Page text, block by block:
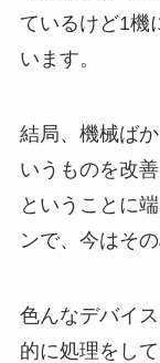
ているけど1機
います。
結局、機械ば
いうものを改
ということに
ンで、今はそ
色んなデバイ
的に処理をし